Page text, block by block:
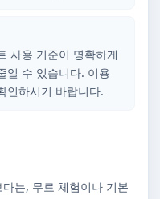
사용 기준이 명확하게
일 수 있습니다. 이용
인하시기 바랍니다.
는, 무료 체험이나 기본